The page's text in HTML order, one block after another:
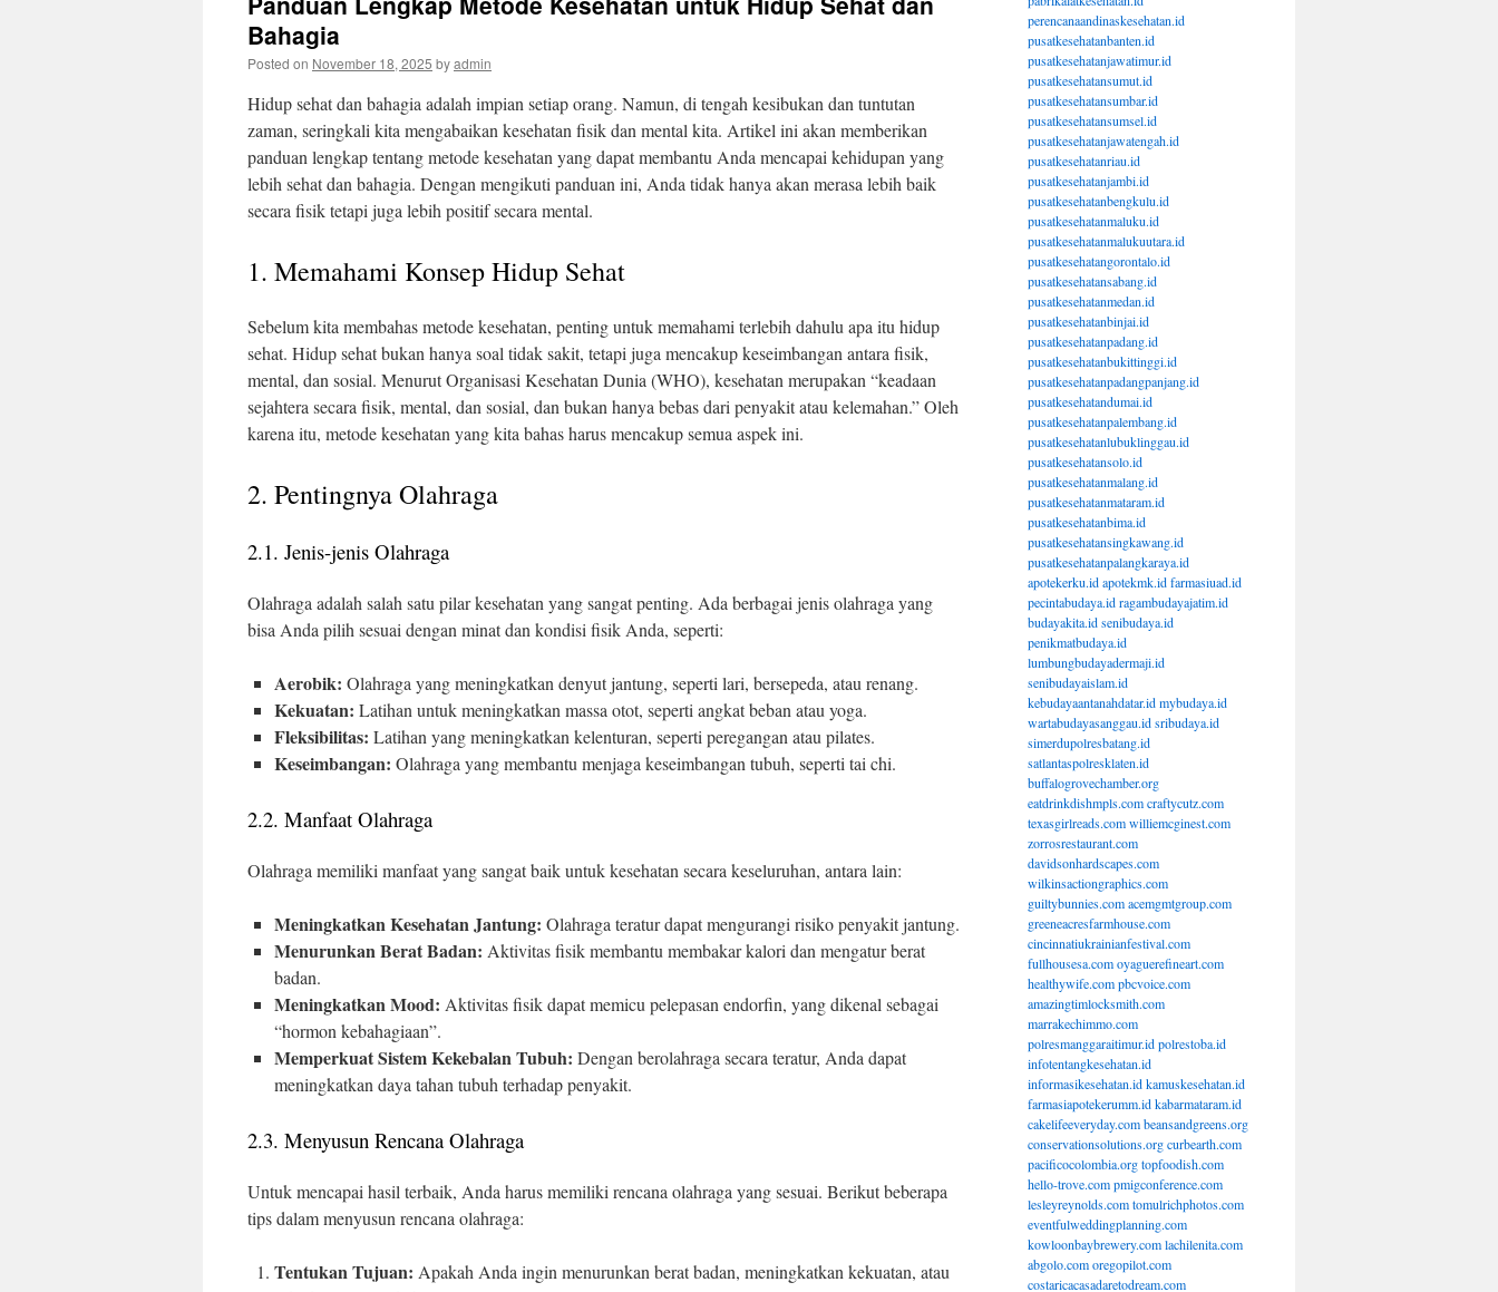
Bahagia
Posted on November 18, 2025 byadmin
Hidup sehat dan bahagia adalah impian setiap orang. Namun, di tengah kesibukan dan tuntutan
zaman, seringkali kita mengabaikan kesehatan fisik dan mental kita. Artikel ini akan memberikan
panduan lengkap tentang metode kesehatan yang dapat membantu Anda mencapai kehidupan yang
lebih sehat dan bahagia. Dengan mengikuti panduan ini, Anda tidak hanya akan merasa lebih baik
secara fisik tetapi juga lebih positif secara mental.
1. Memahami Konsep Hidup Sehat
Sebelum kita membahas metode kesehatan, penting untuk memahami terlebih dahulu apa itu hidup
sehat. Hidup sehat bukan hanya soal tidak sakit, tetapi juga mencakup keseimbangan antara fisik,
mental, dan sosial. Menurut Organisasi Kesehatan Dunia (WHO), kesehatan merupakan “keadaan
sejahtera secara fisik, mental, dan sosial, dan bukan hanya bebas dari penyakit atau kelemahan.” Oleh
karena itu, metode kesehatan yang kita bahas harus mencakup semua aspek ini.
2. Pentingnya Olahraga
2.1. Jenis-jenis Olahraga
Olahraga adalah salah satu pilar kesehatan yang sangat penting. Ada berbagai jenis olahraga yang
bisa Anda pilih sesuai dengan minat dan kondisi fisik Anda, seperti:
Aerobik: Olahraga yang meningkatkan denyut jantung, seperti lari, bersepeda, atau renang.
Kekuatan: Latihan untuk meningkatkan massa otot, seperti angkat beban atau yoga.
Fleksibilitas: Latihan yang meningkatkan kelenturan, seperti peregangan atau pilates.
Keseimbangan: Olahraga yang membantu menjaga keseimbangan tubuh, seperti tai chi.
2.2. Manfaat Olahraga
Olahraga memiliki manfaat yang sangat baik untuk kesehatan secara keseluruhan, antara lain:
Meningkatkan Kesehatan Jantung: Olahraga teratur dapat mengurangi risiko penyakit jantung.
Menurunkan Berat Badan: Aktivitas fisik membantu membakar kalori dan mengatur berat
badan.
Meningkatkan Mood: Aktivitas fisik dapat memicu pelepasan endorfin, yang dikenal sebagai
“hormon kebahagiaan”.
Memperkuat Sistem Kekebalan Tubuh: Dengan berolahraga secara teratur, Anda dapat
meningkatkan daya tahan tubuh terhadap penyakit.
2.3. Menyusun Rencana Olahraga
Untuk mencapai hasil terbaik, Anda harus memiliki rencana olahraga yang sesuai. Berikut beberapa
tips dalam menyusun rencana olahraga:
Tentukan Tujuan: Apakah Anda ingin menurunkan berat badan, meningkatkan kekuatan, atau
perencanaandinaskesehatan.id
pusatkesehatanbanten.id
pusatkesehatanjawatimur.id
pusatkesehatansumut.id
pusatkesehatansumbar.id
pusatkesehatansumsel.id
pusatkesehatanjawatengah.id
pusatkesehatanriau.id
pusatkesehatanjambi.id
pusatkesehatanbengkulu.id
pusatkesehatanmaluku.id
pusatkesehatanmalukuutara.id
pusatkesehatangorontalo.id
pusatkesehatansabang.id
pusatkesehatanmedan.id
pusatkesehatanbinjai.id
pusatkesehatanpadang.id
pusatkesehatanbukittinggi.id
pusatkesehatanpadangpanjang.id
pusatkesehatandumai.id
pusatkesehatanpalembang.id
pusatkesehatanlubuklinggau.id
pusatkesehatansolo.id
pusatkesehatanmalang.id
pusatkesehatanmataram.id
pusatkesehatanbima.id
pusatkesehatansingkawang.id
pusatkesehatanpalangkaraya.id
apotekerku.idapotekmk.idfarmasiuad.id
pecintabudaya.idragambudayajatim.id
budayakita.idsenibudaya.id
penikmatbudaya.id
lumbungbudayadermaji.id
senibudayaislam.id
kebudayaantanahdatar.idmybudaya.id
wartabudayasanggau.idsribudaya.id
simerdupolresbatang.id
satlantaspolresklaten.id
buffalogrovechamber.org
eatdrinkdishmpls.comcraftycutz.com
texasgirlreads.comwilliemcginest.com
zorrosrestaurant.com
davidsonhardscapes.com
wilkinsactiongraphics.com
guiltybunnies.comacemgmtgroup.com
greeneacresfarmhouse.com
cincinnatiukrainianfestival.com
fullhousesa.comoyaguerefineart.com
healthywife.compbcvoice.com
amazingtimlocksmith.com
marrakechimmo.com
polresmanggaraitimur.idpolrestoba.id
infotentangkesehatan.id
informasikesehatan.idkamuskesehatan.id
farmasiapotekerumm.idkabarmataram.id
cakelifeeveryday.combeansandgreens.org
conservationsolutions.orgcurbearth.com
pacificocolombia.orgtopfoodish.com
hello-trove.compmigconference.com
lesleyreynolds.comtomulrichphotos.com
eventfulweddingplanning.com
kowloonbaybrewery.comlachilenita.com
abgolo.comoregopilot.com
costaricacasadaretodream.com